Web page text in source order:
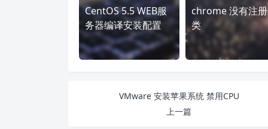
CentOS 5.5 WEB服
务器编译安装配置
chrome 没有注
类
VMware 安装苹果系统 禁用CPU
上一篇